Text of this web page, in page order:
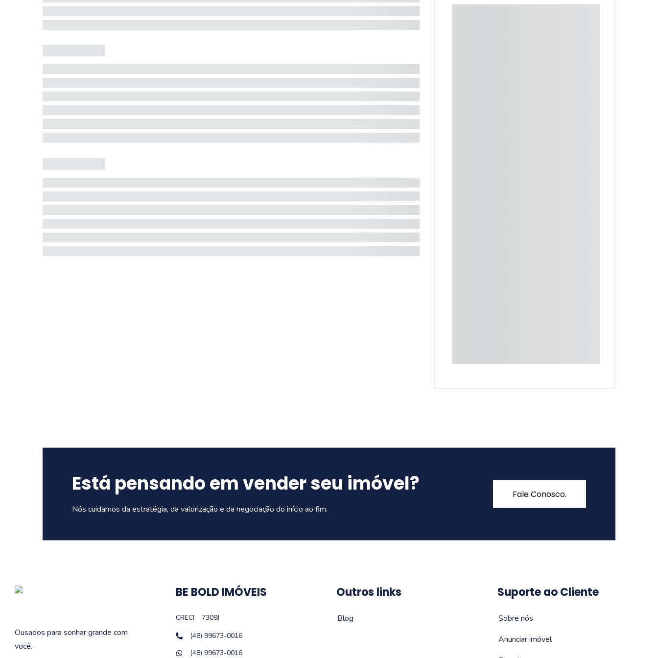
Está pensando em vender seu imóvel?
Nós cuidamos da estratégia, da valorização e da negociação do início ao fim.
Fale Conosco.
Ousados para sonhar grande com
você.
BE BOLD IMÓVEIS
CRECI
7309J
(48) 99673-0016
(48) 99673-0016
Outros links
Blog
Suporte ao Cliente
Sobre nós
Anunciar imóvel